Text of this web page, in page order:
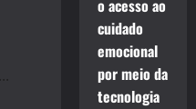
o acesso ao
cuidado
emocional
por meio da
tecnologia